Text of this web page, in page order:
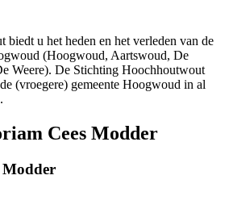
u het heden en het verleden van de
(Hoogwoud, Aartswoud, De
Weere). De Stichting Hoochhoutwout
(vroegere) gemeente Hoogwoud in al
Cees Modder
Modder